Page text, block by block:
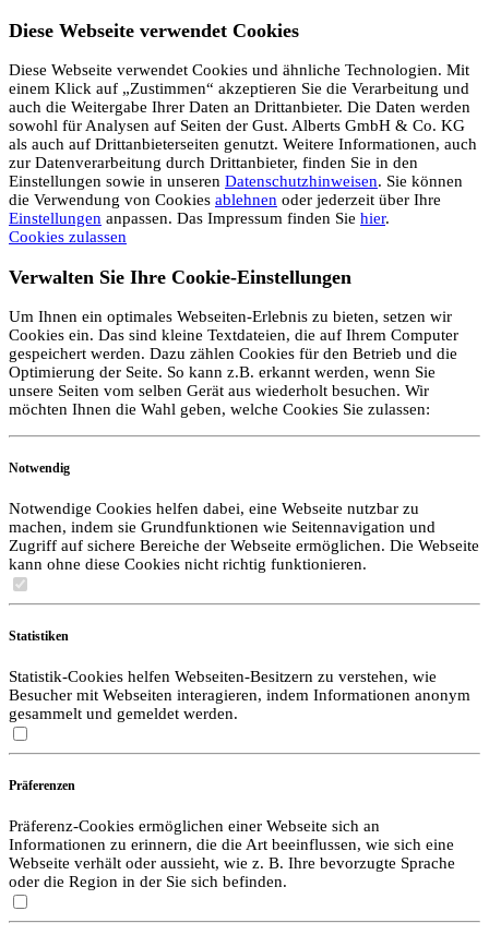
Diese Webseite verwendet Cookies
Diese Webseite verwendet Cookies und ähnliche Technologien. Mit
einem Klick auf „Zustimmen“ akzeptieren Sie die Verarbeitung und
auch die Weitergabe Ihrer Daten an Drittanbieter. Die Daten werden
sowohl für Analysen auf Seiten der Gust. Alberts GmbH & Co. KG
als auch auf Drittanbieterseiten genutzt. Weitere Informationen, auch
zur Datenverarbeitung durch Drittanbieter, finden Sie in den
Einstellungen sowie in unseren Datenschutzhinweisen. Sie können
die Verwendung von Cookies ablehnen oder jederzeit über Ihre
Einstellungen anpassen. Das Impressum finden Sie hier.
Cookies zulassen
Verwalten Sie Ihre Cookie-Einstellungen
Um Ihnen ein optimales Webseiten-Erlebnis zu bieten, setzen wir
Cookies ein. Das sind kleine Textdateien, die auf Ihrem Computer
gespeichert werden. Dazu zählen Cookies für den Betrieb und die
Optimierung der Seite. So kann z.B. erkannt werden, wenn Sie
unsere Seiten vom selben Gerät aus wiederholt besuchen. Wir
möchten Ihnen die Wahl geben, welche Cookies Sie zulassen:
Notwendig
Notwendige Cookies helfen dabei, eine Webseite nutzbar zu
machen, indem sie Grundfunktionen wie Seitennavigation und
Zugriff auf sichere Bereiche der Webseite ermöglichen. Die Webseite
kann ohne diese Cookies nicht richtig funktionieren.
Statistiken
Statistik-Cookies helfen Webseiten-Besitzern zu verstehen, wie
Besucher mit Webseiten interagieren, indem Informationen anonym
gesammelt und gemeldet werden.
Präferenzen
Präferenz-Cookies ermöglichen einer Webseite sich an
Informationen zu erinnern, die die Art beeinflussen, wie sich eine
Webseite verhält oder aussieht, wie z. B. Ihre bevorzugte Sprache
oder die Region in der Sie sich befinden.